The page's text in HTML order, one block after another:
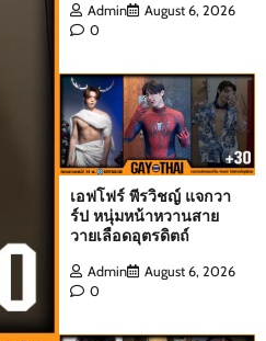
Admin
August 6, 2026
0
เอฟโฟร์ พีรวิชญ์ แจกวา
ร์ป หนุ่มหน้าหวานสาย
วายเลือดอุตรดิตถ์
Admin
August 6, 2026
0
หนุ่มฟิตหุ่นล่ำ
Admin
เอฟโฟร์ พีร
สายวายเลือ